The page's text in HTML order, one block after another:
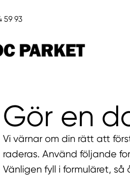
59 93
Gör en
Vi värnar om din rätt att
raderas. Använd följande
Vänligen fyll i formuläret,